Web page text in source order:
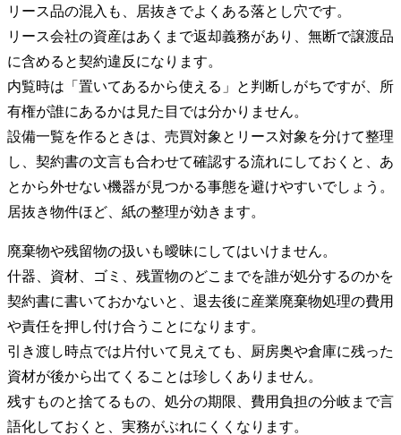
リース品の混入も、居抜きでよくある落とし穴です。
リース会社の資産はあくまで返却義務があり、無断で譲渡品
に含めると契約違反になります。
内覧時は「置いてあるから使える」と判断しがちですが、所
有権が誰にあるかは見た目では分かりません。
設備一覧を作るときは、売買対象とリース対象を分けて整理
し、契約書の文言も合わせて確認する流れにしておくと、あ
とから外せない機器が見つかる事態を避けやすいでしょう。
居抜き物件ほど、紙の整理が効きます。
廃棄物や残留物の扱いも曖昧にしてはいけません。
什器、資材、ゴミ、残置物のどこまでを誰が処分するのかを
契約書に書いておかないと、退去後に産業廃棄物処理の費用
や責任を押し付け合うことになります。
引き渡し時点では片付いて見えても、厨房奥や倉庫に残った
資材が後から出てくることは珍しくありません。
残すものと捨てるもの、処分の期限、費用負担の分岐まで言
語化しておくと、実務がぶれにくくなります。